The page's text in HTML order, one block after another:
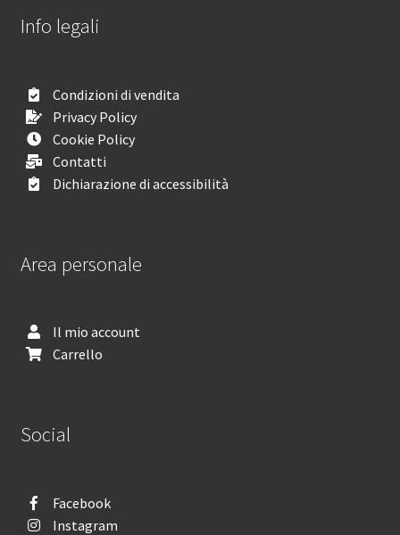
Info legali
Condizioni di vendita
Privacy Policy
Cookie Policy
Contatti
Dichiarazione di accessibilità
Area personale
Il mio account
Carrello
Social
Facebook
Instagram